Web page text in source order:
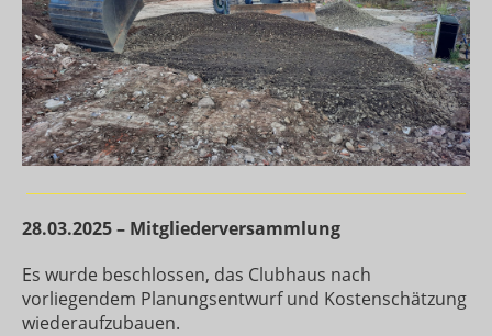
28.03.2025 – Mitgliederversammlung
Es wurde beschlossen, das Clubhaus nach
vorliegendem Planungsentwurf und Kostenschätzung
wiederaufzubauen.